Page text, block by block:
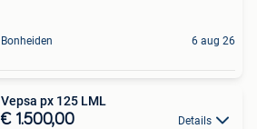
Bonheiden 6 aug 26
Vepsa px 125 LML
€ 1.500,00 Details